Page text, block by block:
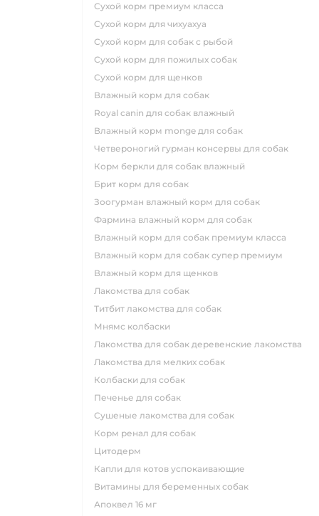
сухой корм премиум класса
сухой корм для чихуахуа
сухой корм для собак с рыбой
сухой корм для пожилых собак
сухой корм для щенков
влажный корм для собак
royal canin для собак влажный
влажный корм monge для собак
четвероногий гурман консервы для собак
корм беркли для собак влажный
брит корм для собак
зоогурман влажный корм для собак
фармина влажный корм для собак
влажный корм для собак премиум класса
влажный корм для собак супер премиум
влажный корм для щенков
лакомства для собак
титбит лакомства для собак
мнямс колбаски
лакомства для собак деревенские лакомства
лакомства для мелких собак
колбаски для собак
печенье для собак
сушеные лакомства для собак
корм ренал для собак
цитодерм
капли для котов успокаивающие
витамины для беременных собак
апоквел 16 мг